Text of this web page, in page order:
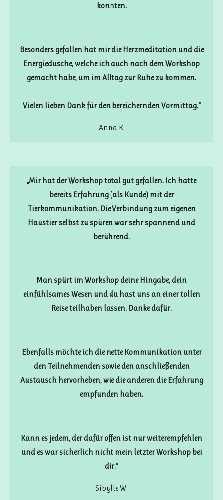
konnten.
Besonders gefallen hat mir die Herzmeditation und die
Energiedusche, welche ich auch nach dem Workshop
gemacht habe, um im Alltag zur Ruhe zu kommen.
Vielen lieben Dank für den bereichernden Vormittag.“
Anna K.
„Mir hat der Workshop total gut gefallen. Ich hatte
bereits Erfahrung (als Kunde) mit der
Tierkommunikation. Die Verbindung zum eigenen
Haustier selbst zu spüren war sehr spannend und
berührend.
Man spürt im Workshop deine Hingabe, dein
einfühlsames Wesen und du hast uns an einer tollen
Reise teilhaben lassen. Danke dafür.
Ebenfalls möchte ich die nette Kommunikation unter
den Teilnehmenden sowie den anschließenden
Austausch hervorheben, wie die anderen die Erfahrung
empfunden haben.
Kann es jedem, der dafür offen ist nur weiterempfehlen
und es war sicherlich nicht mein letzter Workshop bei
dir.“
Sibylle W.